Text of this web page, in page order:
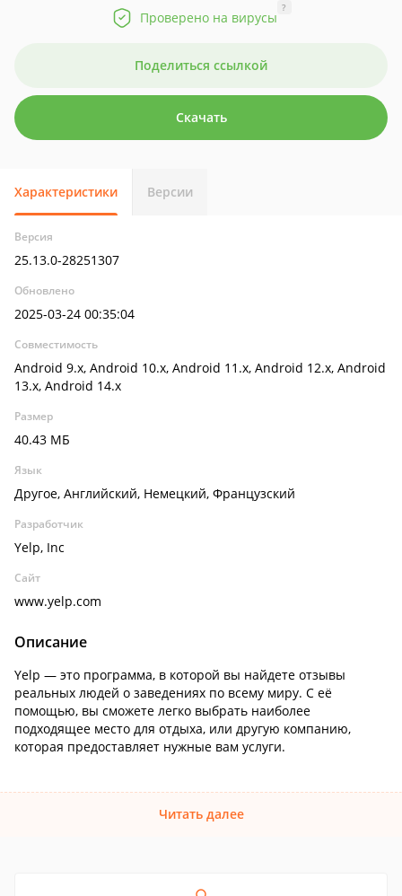
Проверено на вирусы
?
Поделиться ссылкой
Скачать
Характеристики Версии
Версия
25.13.0-28251307
Обновлено
2025-03-24 00:35:04
Совместимость
Android 9.x, Android 10.x, Android 11.x, Android 12.x, Android
13.x, Android 14.x
Размер
40.43 МБ
Язык
Другое, Английский, Немецкий, Французский
Разработчик
Yelp, Inc
Сайт
www.yelp.com
Описание
Yelp — это программа, в которой вы найдете отзывы
реальных людей о заведениях по всему миру. С её
помощью, вы сможете легко выбрать наиболее
подходящее место для отдыха, или другую компанию,
которая предоставляет нужные вам услуги.
Читать далее